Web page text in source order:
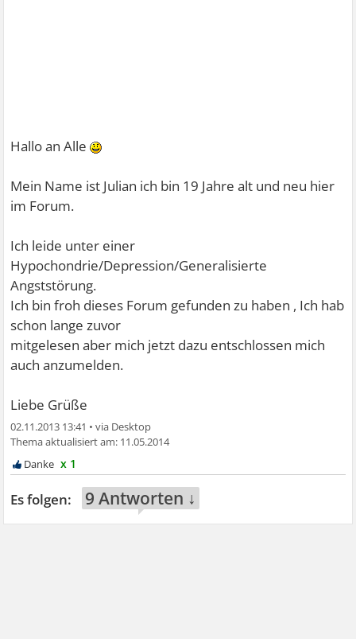
Hallo an Alle
Mein Name ist Julian ich bin 19 Jahre alt und neu hier
im Forum.
Ich leide unter einer
Hypochondrie/Depression/Generalisierte
Angststörung.
Ich bin froh dieses Forum gefunden zu haben , Ich hab
schon lange zuvor
mitgelesen aber mich jetzt dazu entschlossen mich
auch anzumelden.
Liebe Grüße
02.11.2013 13:41 •
11.05.2014
x 1
9 Antworten ↓